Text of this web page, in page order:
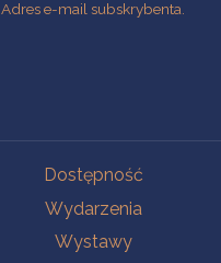
Adres e-mail subskrybenta.
Dostępność
Wydarzenia
Wystawy